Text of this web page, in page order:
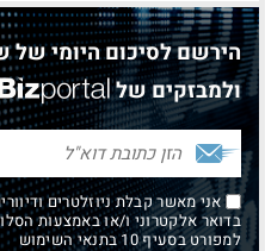
הירשם לסיכום היומי של
ולמבזקים של
אני מאשר קבלת ניוזלטרים
בדואר אלקטרוני ו/או באמצעות
למפורט בסעיף 10 בתנאי השימוש